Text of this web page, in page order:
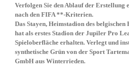
Verfolgen Sie den Ablauf der Erstellung
nach den FIFA **-Kriterien.
Das Stayen, Heimstadion des
hat als erstes Stadion der Jupiler Pro
Spieloberfläche erhalten. Verlegt und
synthetische Grün von der Sport
GmbH aus Winterrieden.